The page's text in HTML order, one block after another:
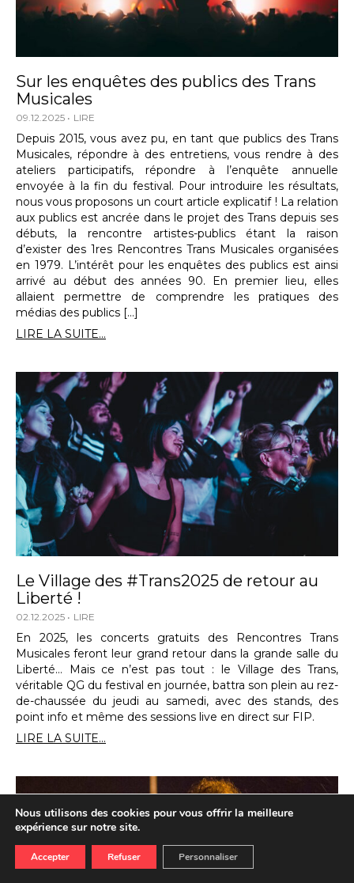
Sur les enquêtes des publics des Trans
Musicales
09.12.2025 LIRE
Depuis 2015, vous avez pu, en tant que publics des Trans
Musicales, répondre à des entretiens, vous rendre à des
ateliers participatifs, répondre à l’enquête annuelle
envoyée à la fin du festival. Pour introduire les résultats,
nous vous proposons un court article explicatif ! La relation
aux publics est ancrée dans le projet des Trans depuis ses
débuts, la rencontre artistes-publics étant la raison
d’exister des 1res Rencontres Trans Musicales organisées
en 1979. L’intérêt pour les enquêtes des publics est ainsi
arrivé au début des années 90. En premier lieu, elles
allaient permettre de comprendre les pratiques des
médias des publics […]
LIRE LA SUITE...
Le Village des #Trans2025 de retour au
Liberté !
02.12.2025 LIRE
En 2025, les concerts gratuits des Rencontres Trans
Musicales feront leur grand retour dans la grande salle du
Liberté… Mais ce n’est pas tout : le Village des Trans,
véritable QG du festival en journée, battra son plein au rez-
de-chaussée du jeudi au samedi, avec des stands, des
point info et même des sessions live en direct sur FIP.
LIRE LA SUITE...
Nous utilisons des cookies pour vous offrir la meilleure
expérience sur notre site.
Accepter Refuser Personnaliser